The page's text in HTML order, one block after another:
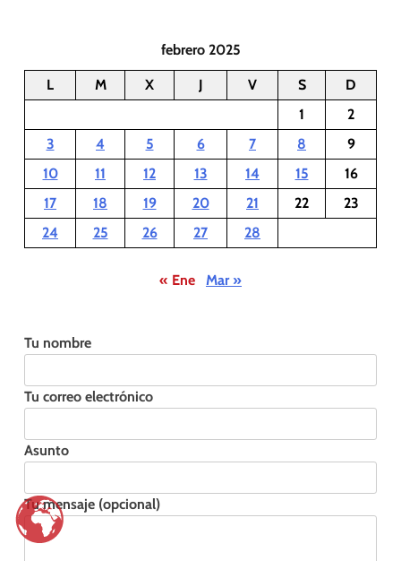
febrero 2025
L M X J V S
D
1
2
3
4 5 6 7 8
9
10
11 12 13 14 15
16
17
18 19 20 21 22
23
24
25 26 27 28
« Ene Mar »
Tu nombre
Tu correo electrónico
Asunto
Tu mensaje (opcional)